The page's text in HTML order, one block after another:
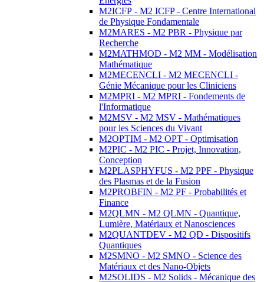
M2ICFP - M2 ICFP - Centre International
de Physique Fondamentale
M2MARES - M2 PBR - Physique par
Recherche
M2MATHMOD - M2 MM - Modélisation
Mathématique
M2MECENCLI - M2 MECENCLI -
Génie Mécanique pour les Cliniciens
M2MPRI - M2 MPRI - Fondements de
l'Informatique
M2MSV - M2 MSV - Mathématiques
pour les Sciences du Vivant
M2OPTIM - M2 OPT - Optimisation
M2PIC - M2 PIC - Projet, Innovation,
Conception
M2PLASPHYFUS - M2 PPF - Physique
des Plasmas et de la Fusion
M2PROBFIN - M2 PF - Probabilités et
Finance
M2QLMN - M2 QLMN - Quantique,
Lumière, Matériaux et Nanosciences
M2QUANTDEV - M2 QD - Dispositifs
Quantiques
M2SMNO - M2 SMNO - Science des
Matériaux et des Nano-Objets
M2SOLIDS - M2 Solids - Mécanique des